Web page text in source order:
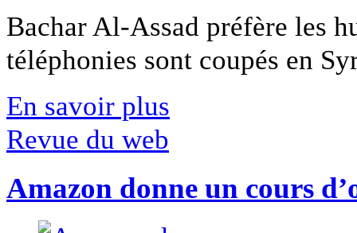
Bachar Al-Assad préfère les
téléphonies sont coupés en
En savoir plus
Revue du web
Amazon donne un cours